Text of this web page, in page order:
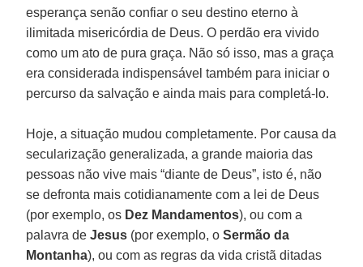
esperança senão confiar o seu destino eterno à
ilimitada misericórdia de Deus. O perdão era vivido
como um ato de pura graça. Não só isso, mas a graça
era considerada indispensável também para iniciar o
percurso da salvação e ainda mais para completá-lo.
Hoje, a situação mudou completamente. Por causa da
secularização generalizada, a grande maioria das
pessoas não vive mais “diante de Deus”, isto é, não
se defronta mais cotidianamente com a lei de Deus
(por exemplo, os Dez Mandamentos), ou com a
palavra deJesus (por exemplo, oSermão da
Montanha), ou com as regras da vida cristã ditadas